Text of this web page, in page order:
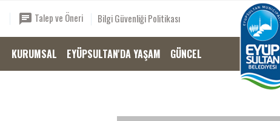
Talep ve Öneri Bilgi Güvenliği Politikası
KURUMSAL EYÜPSULTAN'DA YAŞAM GÜNCEL